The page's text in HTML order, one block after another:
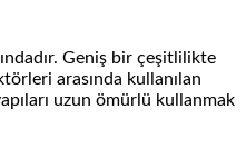
Geniş bir çeşitlilikte
arasında kullanılan
uzun ömürlü kullanmak